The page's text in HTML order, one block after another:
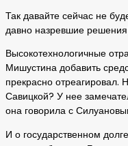
Так давайте сейчас не
давно назревшие
Высокотехнологичные
Мишустина добавить
прекрасно отреагировал.
Савицкой? У нее
она говорила с
И о государственном